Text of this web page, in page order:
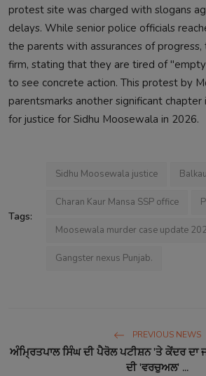
protest site was charged with slogans
delays. While senior police officials
the parents with assurances of
firm, stating that they are tired of
to see concrete action. This protest by
parentsmarks another significant
for justice for Sidhu Moosewala in 2026.
Tags:
Sidhu Moosewala justice
Charan Kaur Mansa SSP office
Moosewala murder case update
Gangster nexus Punjab.
PREVIOUS NEWS
ਅੰਮ੍ਰਿਤਪਾਲ ਸਿੰਘ ਦੀ ਪੈਰੋਲ ਪਟੀਸ਼ਨ 'ਤੇ ਕੇਂਦਰ ਦਾ
ਦੀ 'ਵਰਚੁਅਲ' ...